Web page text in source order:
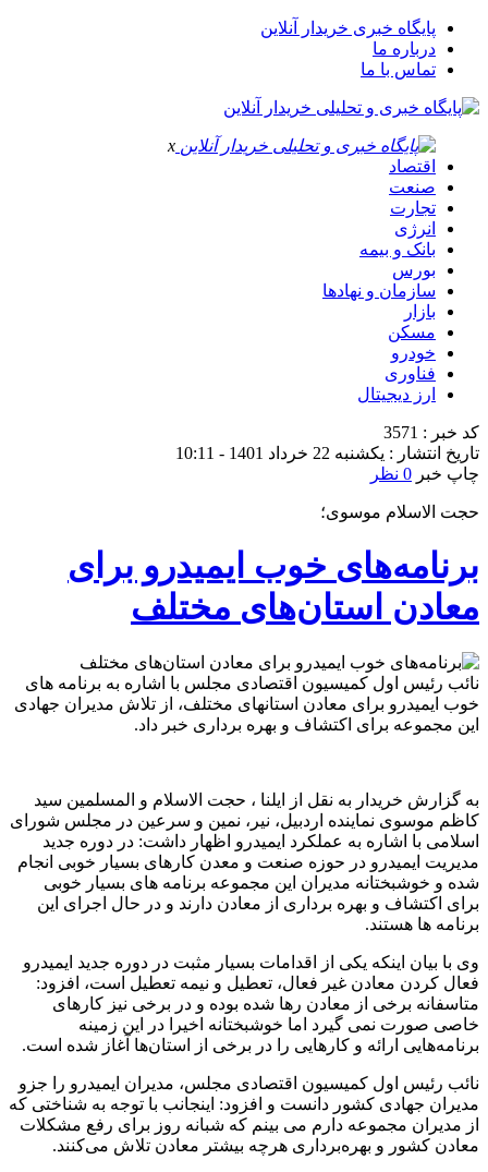
پایگاه خبری خریدار آنلاین
درباره ما
تماس با ما
x
اقتصاد
صنعت
تجارت
انرژی
بانک و بیمه
بورس
سازمان و نهادها
بازار
مسکن
خودرو
فناوری
ارز دیجیتال
کد خبر : 3571
تاریخ انتشار : یکشنبه 22 خرداد 1401 - 10:11
چاپ خبر 0 نظر
حجت الاسلام موسوی؛
برنامه‌های خوب ایمیدرو برای
معادن استان‌های مختلف
نائب رئیس اول کمیسیون اقتصادی مجلس با اشاره به برنامه های
خوب ایمیدرو برای معادن استانهای مختلف، از تلاش مدیران جهادی
این مجموعه برای اکتشاف و بهره برداری خبر داد.
به گزارش خریدار به نقل از ایلنا ، حجت الاسلام و المسلمین سید
کاظم موسوی نماینده اردبیل، نیر، نمین و سرعین در مجلس شورای
اسلامی با اشاره به عملکرد ایمیدرو اظهار داشت: در دوره جدید
مدیریت ایمیدرو در حوزه صنعت و معدن کارهای بسیار خوبی انجام
شده و خوشبختانه مدیران این مجموعه برنامه های بسیار خوبی
برای اکتشاف و بهره برداری از معادن دارند و در حال اجرای این
برنامه ها هستند.
وی با بیان اینکه یکی از اقدامات بسیار مثبت در دوره جدید ایمیدرو
فعال کردن معادن غیر فعال، تعطیل و نیمه تعطیل است، افزود:
متاسفانه برخی از معادن رها شده بوده و در برخی نیز کارهای
خاصی صورت نمی گیرد اما خوشبختانه اخیرا در این زمینه
برنامه‌هایی ارائه و کارهایی را در برخی از استان‌ها آغاز شده است.
نائب رئیس اول کمیسیون اقتصادی مجلس، مدیران ایمیدرو را جزو
مدیران جهادی کشور دانست و افزود: اینجانب با توجه به شناختی که
از مدیران مجموعه دارم می بینم که شبانه روز برای رفع مشکلات
معادن کشور و بهره‌برداری هرچه بیشتر معادن تلاش می‌کنند.